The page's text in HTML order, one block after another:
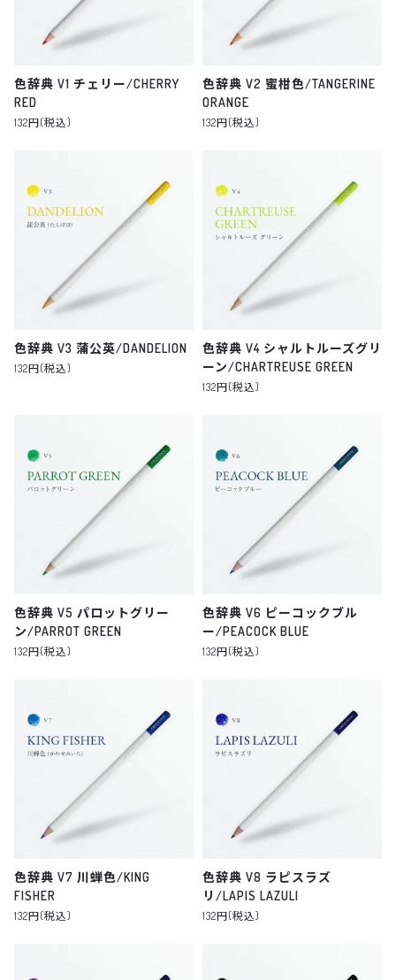
色辞典 V1 チェリー/CHERRY
RED
132円(税込)
色辞典 V2 蜜柑色/TANGERINE
ORANGE
132円(税込)
色辞典 V3 蒲公英/DANDELION
132円(税込)
色辞典 V4 シャルトルーズグリ
ーン/CHARTREUSE GREEN
132円(税込)
色辞典 V5 パロットグリー
ン/PARROT GREEN
132円(税込)
色辞典 V6 ピーコックブル
ー/PEACOCK BLUE
132円(税込)
色辞典 V7 川蝉色/KING
FISHER
132円(税込)
色辞典 V8 ラピスラズ
リ/LAPIS LAZULI
132円(税込)